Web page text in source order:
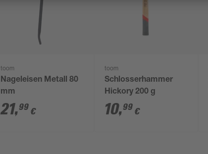
toom
Nageleisen Metall 80
mm
21,99 €
toom
Schlosserhammer
Hickory 200 g
10,99 €